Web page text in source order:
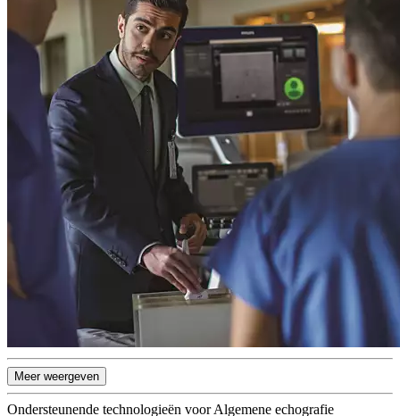
Meer weergeven
Ondersteunende technologieën voor Algemene echografie